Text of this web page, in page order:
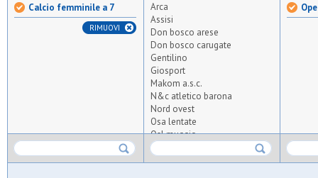
Calcio femminile a 7
RIMUOVI
Arca
Assisi
Don bosco arese
Don bosco carugate
Gentilino
Giosport
Makom a.s.c.
N&c atletico barona
Nord ovest
Osa lentate
Osl muggio
S.carlo casoretto
S.carlo gorgonzola